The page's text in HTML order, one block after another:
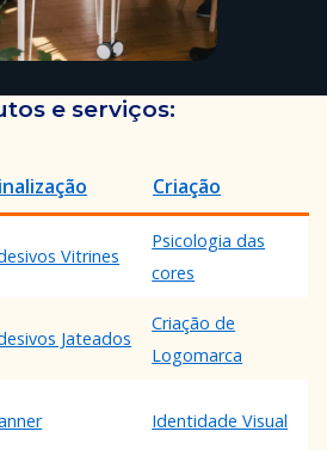
e serviços:
Criação
Vitrines
Psicologia das
cores
Jateados
Criação de
Logomarca
Identidade Visual